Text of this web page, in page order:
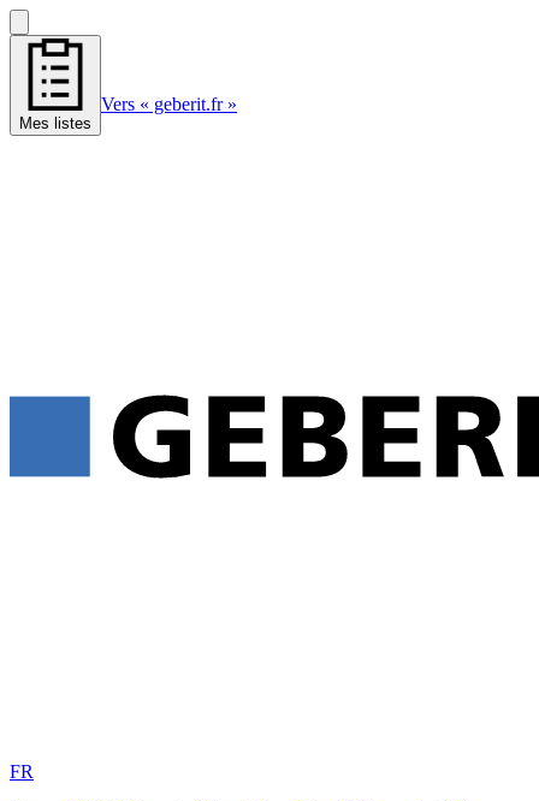
Mes listes
Vers « geberit.fr »
FR